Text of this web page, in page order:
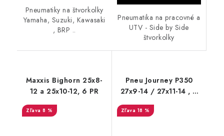
Pneumatiky na štvorkolky
Yamaha, Suzuki, Kawasaki
, BRP ..
Pneumatika na pracovné a
UTV - Side by Side
štvorkolky
Maxxis Bighorn 25x8-
12 a 25x10-12, 6 PR
8 %
Pneu Journey P350
27x9-14 / 27x11-14 , 6
PR Bulldog B350
18 %